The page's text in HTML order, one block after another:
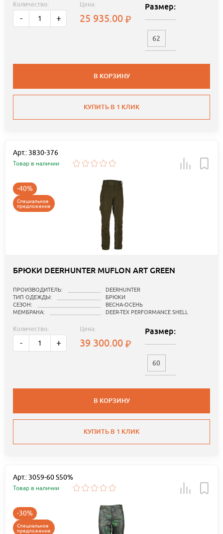
Количество:
- +
Цена:
25 935.00
Размер:
62
В КОРЗИНУ
КУПИТЬ В 1 КЛИК
Арт.: 3830-376
Товар в наличии
-40%
Специальное
предложение
БРЮКИ DEERHUNTER MUFLON ART GREEN
ПРОИЗВОДИТЕЛЬ:
DEERHUNTER
ТИП ОДЕЖДЫ:
БРЮКИ
СЕЗОН:
ВЕСНА-ОСЕНЬ
МЕМБРАНА:
DEER-TEX PERFORMANCE SHELL
Количество:
- +
Цена:
39 300.00
Размер:
60
В КОРЗИНУ
КУПИТЬ В 1 КЛИК
Арт.: 3059-60 S50%
Товар в наличии
-30%
Специальное
предложение